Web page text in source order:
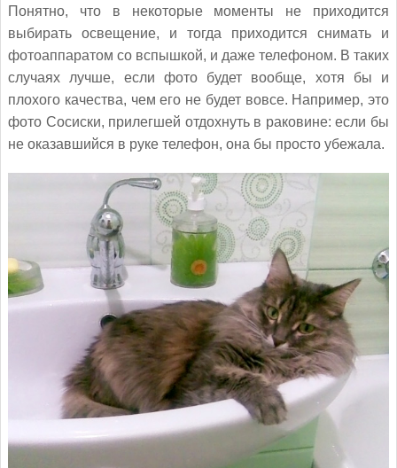
Понятно, что в некоторые моменты не приходится
выбирать освещение, и тогда приходится снимать и
фотоаппаратом со вспышкой, и даже телефоном. В таких
случаях лучше, если фото будет вообще, хотя бы и
плохого качества, чем его не будет вовсе. Например, это
фото Сосиски, прилегшей отдохнуть в раковине: если бы
не оказавшийся в руке телефон, она бы просто убежала.